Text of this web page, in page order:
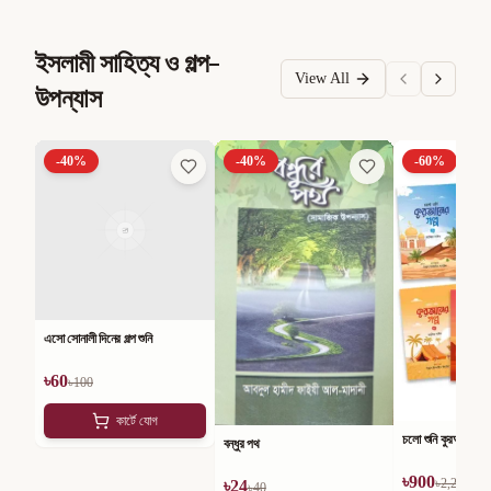
ইসলামী সাহিত্য ও গল্প-
উপন্যাস
View All
-40%
এসো সোনালী দিনের গল্প শুনি
৳60৳100
কার্টে যোগ
-40%
বন্ধুর পথ
৳24
-60%
চলো শুনি কুরআনের
৳900৳2,250